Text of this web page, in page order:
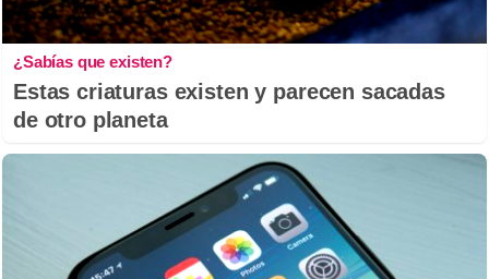
¿Sabías que existen?
Estas criaturas existen y parecen sacadas
de otro planeta